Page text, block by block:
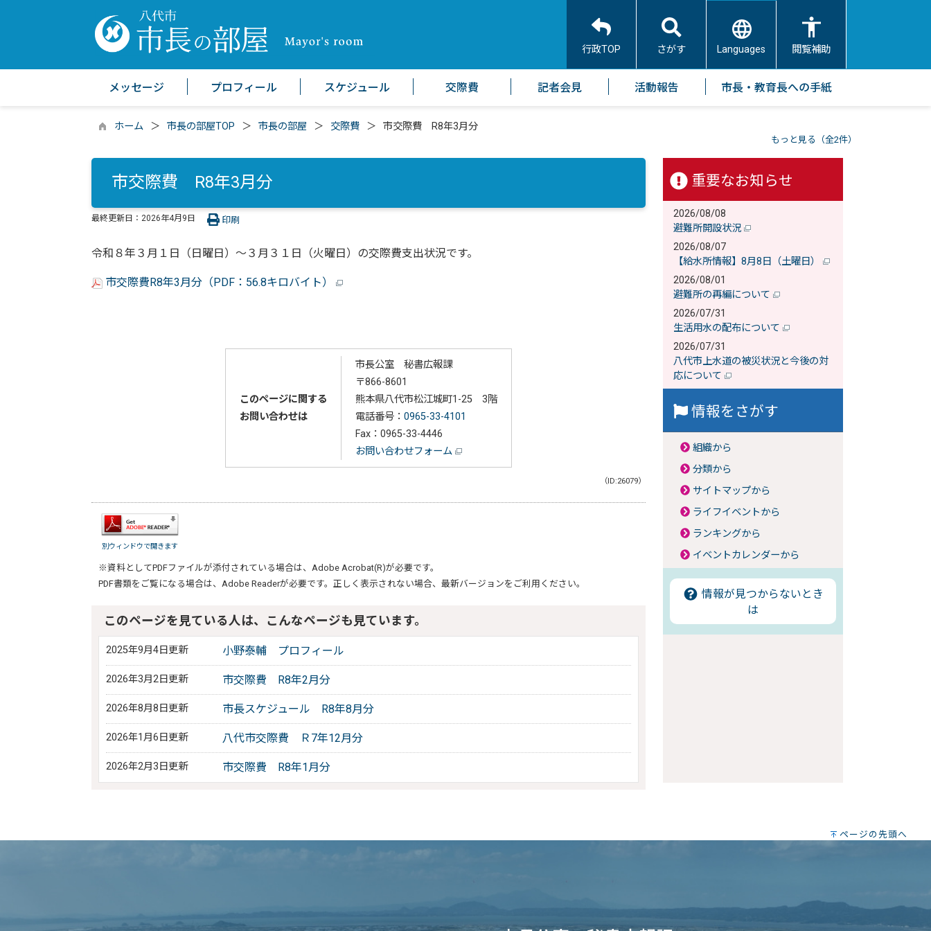
行政TOP さがす Languages 閲覧補助
メッセージ プロフィール スケジュール 交際費 記者会見 活動報告 市長・教育長への手紙
ホーム 市長の部屋TOP 市長の部屋 交際費 市交際費 R8年3月分
もっと見る（全2件）
市交際費 R8年3月分
最終更新日： 2026年4月9日 印刷
令和８年３月１日（日曜日）～３月３１日（火曜日）の交際費支出状況です。
市交際費R8年3月分（PDF：56.8キロバイト）
このページに関する
お問い合わせは
市長公室 秘書広報課
〒866-8601
熊本県八代市松江城町1-25 3階
電話番号： 0965-33-4101
Fax：0965-33-4446
お問い合わせフォーム
（ID:26079）
別ウィンドウで開きます
※資料としてPDFファイルが添付されている場合は、 Adobe Acrobat(R)が必要です。
PDF書類をご覧になる場合は、 Adobe Readerが必要です。正しく表示されない場合、最新バージョンをご利用ください。
このページを見ている人は、こんなページも見ています。
2025年9月4日更新 小野泰輔 プロフィール
2026年3月2日更新 市交際費 R8年2月分
2026年8月8日更新 市長スケジュール R8年8月分
2026年1月6日更新 八代市交際費 Ｒ7年12月分
2026年2月3日更新 市交際費 R8年1月分
重要なお知らせ
2026/08/08
避難所開設状況
2026/08/07
【給水所情報】8月8日（土曜日）
2026/08/01
避難所の再編について
2026/07/31
生活用水の配布について
2026/07/31
八代市上水道の被災状況と今後の対
応について
情報をさがす
組織から
分類から
サイトマップから
ライフイベントから
ランキングから
イベントカレンダーから
情報が見つからないとき
は
ページの先頭へ